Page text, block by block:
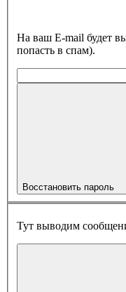
На ваш E-mail будет
попасть в спам).
Восстановить пароль
Тут выводим